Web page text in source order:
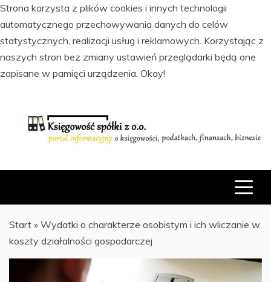
Strona korzysta z plików cookies i innych technologii
automatycznego przechowywania danych do celów
statystycznych, realizacji usług i reklamowych. Korzystając z
naszych stron bez zmiany ustawień przeglądarki będą one
zapisane w pamięci urządzenia. Okay!
FINANSACH I BIZNESIE
Start » Wydatki o charakterze osobistym i ich wliczanie w
koszty działalności gospodarczej